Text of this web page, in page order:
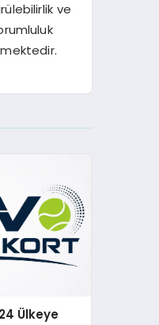
ve
Ülkeye